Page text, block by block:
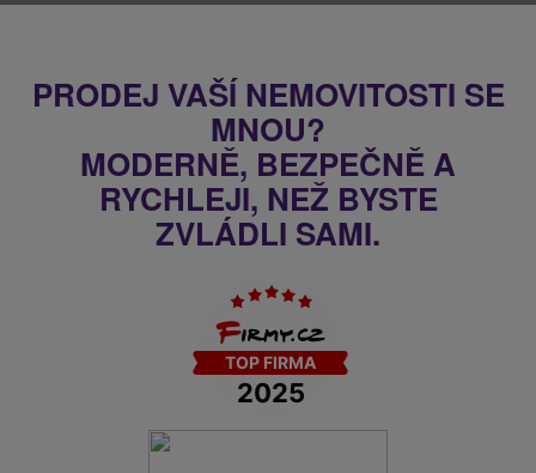
PRODEJ VAŠÍ NEMOVITOSTI SE
MNOU?
MODERNĚ, BEZPEČNĚ A
RYCHLEJI, NEŽ BYSTE
ZVLÁDLI SAMI.